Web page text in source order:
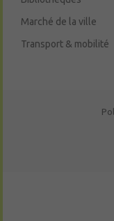
Marché de la ville
Transport & mobilité